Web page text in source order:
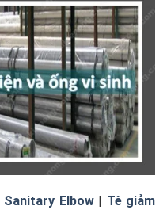
Sanitary Elbow| Tê giảm